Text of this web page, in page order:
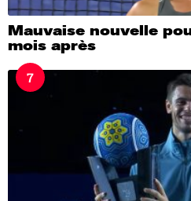
Mauvaise nouvelle
mois après
7